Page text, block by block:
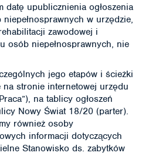
datę upublicznienia ogłoszenia
w urzędzie,
zawodowej i
osób niepełnosprawnych, nie
jego etapów i ścieżki
stronie internetowej urzędu
na tablicy ogłoszeń
Nowy Świat 18/20 (parter).
również osoby
informacji dotyczących
Stanowisko ds. zabytków